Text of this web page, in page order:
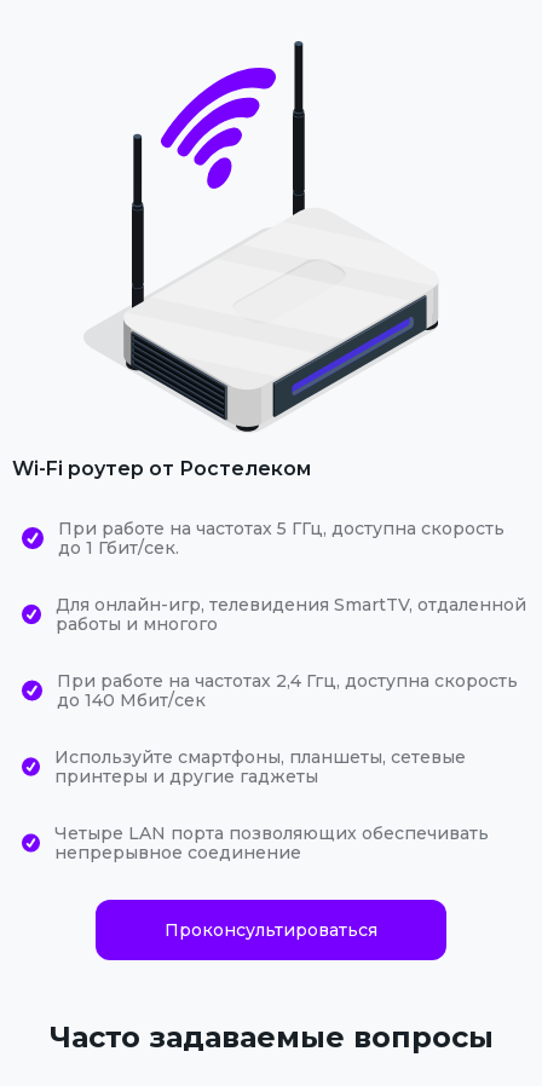
Wi-Fi роутер от Ростелеком
При работе на частотах 5 ГГц, доступна скорость
до 1 Гбит/сек.
Для онлайн-игр, телевидения SmartTV, отдаленной
работы и многого
При работе на частотах 2,4 Ггц, доступна скорость
до 140 Мбит/сек
Используйте смартфоны, планшеты, сетевые
принтеры и другие гаджеты
Четыре LAN порта позволяющих обеспечивать
непрерывное соединение
Проконсультироваться
Часто задаваемые вопросы